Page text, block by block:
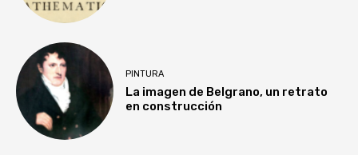
PINTURA
La imagen de Belgrano, un retrato
en construcción